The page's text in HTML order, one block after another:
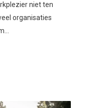
niet ten
organisaties